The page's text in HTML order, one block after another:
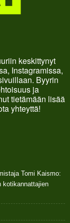
keskittynyt
Instagramissa,
Byyrin
ja
tietämään lisää
yhteyttä!
Tomi Kaismo:
kotikannattajien